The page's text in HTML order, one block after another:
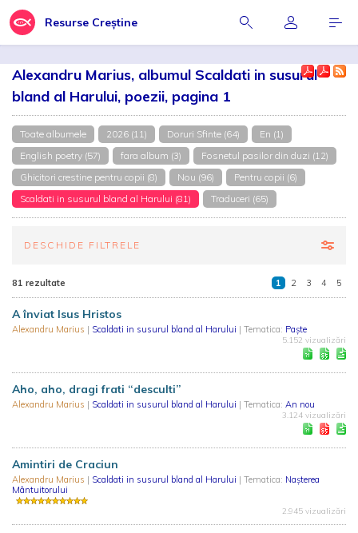
Resurse Creștine
Alexandru Marius, albumul Scaldati in susurul
bland al Harului, poezii, pagina 1
Toate albumele 2026 (11) Doruri Sfinte (64)
En (1)
English poetry (57)
fara album (3)
Fosnetul pasilor din duzi (12)
Ghicitori crestine pentru copii (8)
Nou (96)
Pentru copii (6)
Scaldati in susurul bland al Harului (81)
Traduceri (65)
DESCHIDE FILTRELE
81 rezultate 1 2 3 4 5
A înviat Isus Hristos
Alexandru Marius | Scaldati in susurul bland al Harului | Tematica: Paște
5.152 vizualizări
Aho, aho, dragi frati “desculti”
Alexandru Marius | Scaldati in susurul bland al Harului | Tematica: An nou
3.124 vizualizări
Amintiri de Craciun
Alexandru Marius | Scaldati in susurul bland al Harului | Tematica: Nașterea
Mântuitorului
2.945 vizualizări